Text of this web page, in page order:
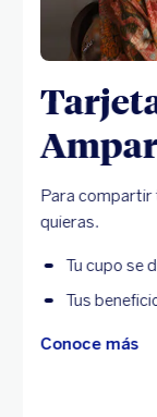
Para compartir
quieras.
Tu cupo se
Tus
Conoce más